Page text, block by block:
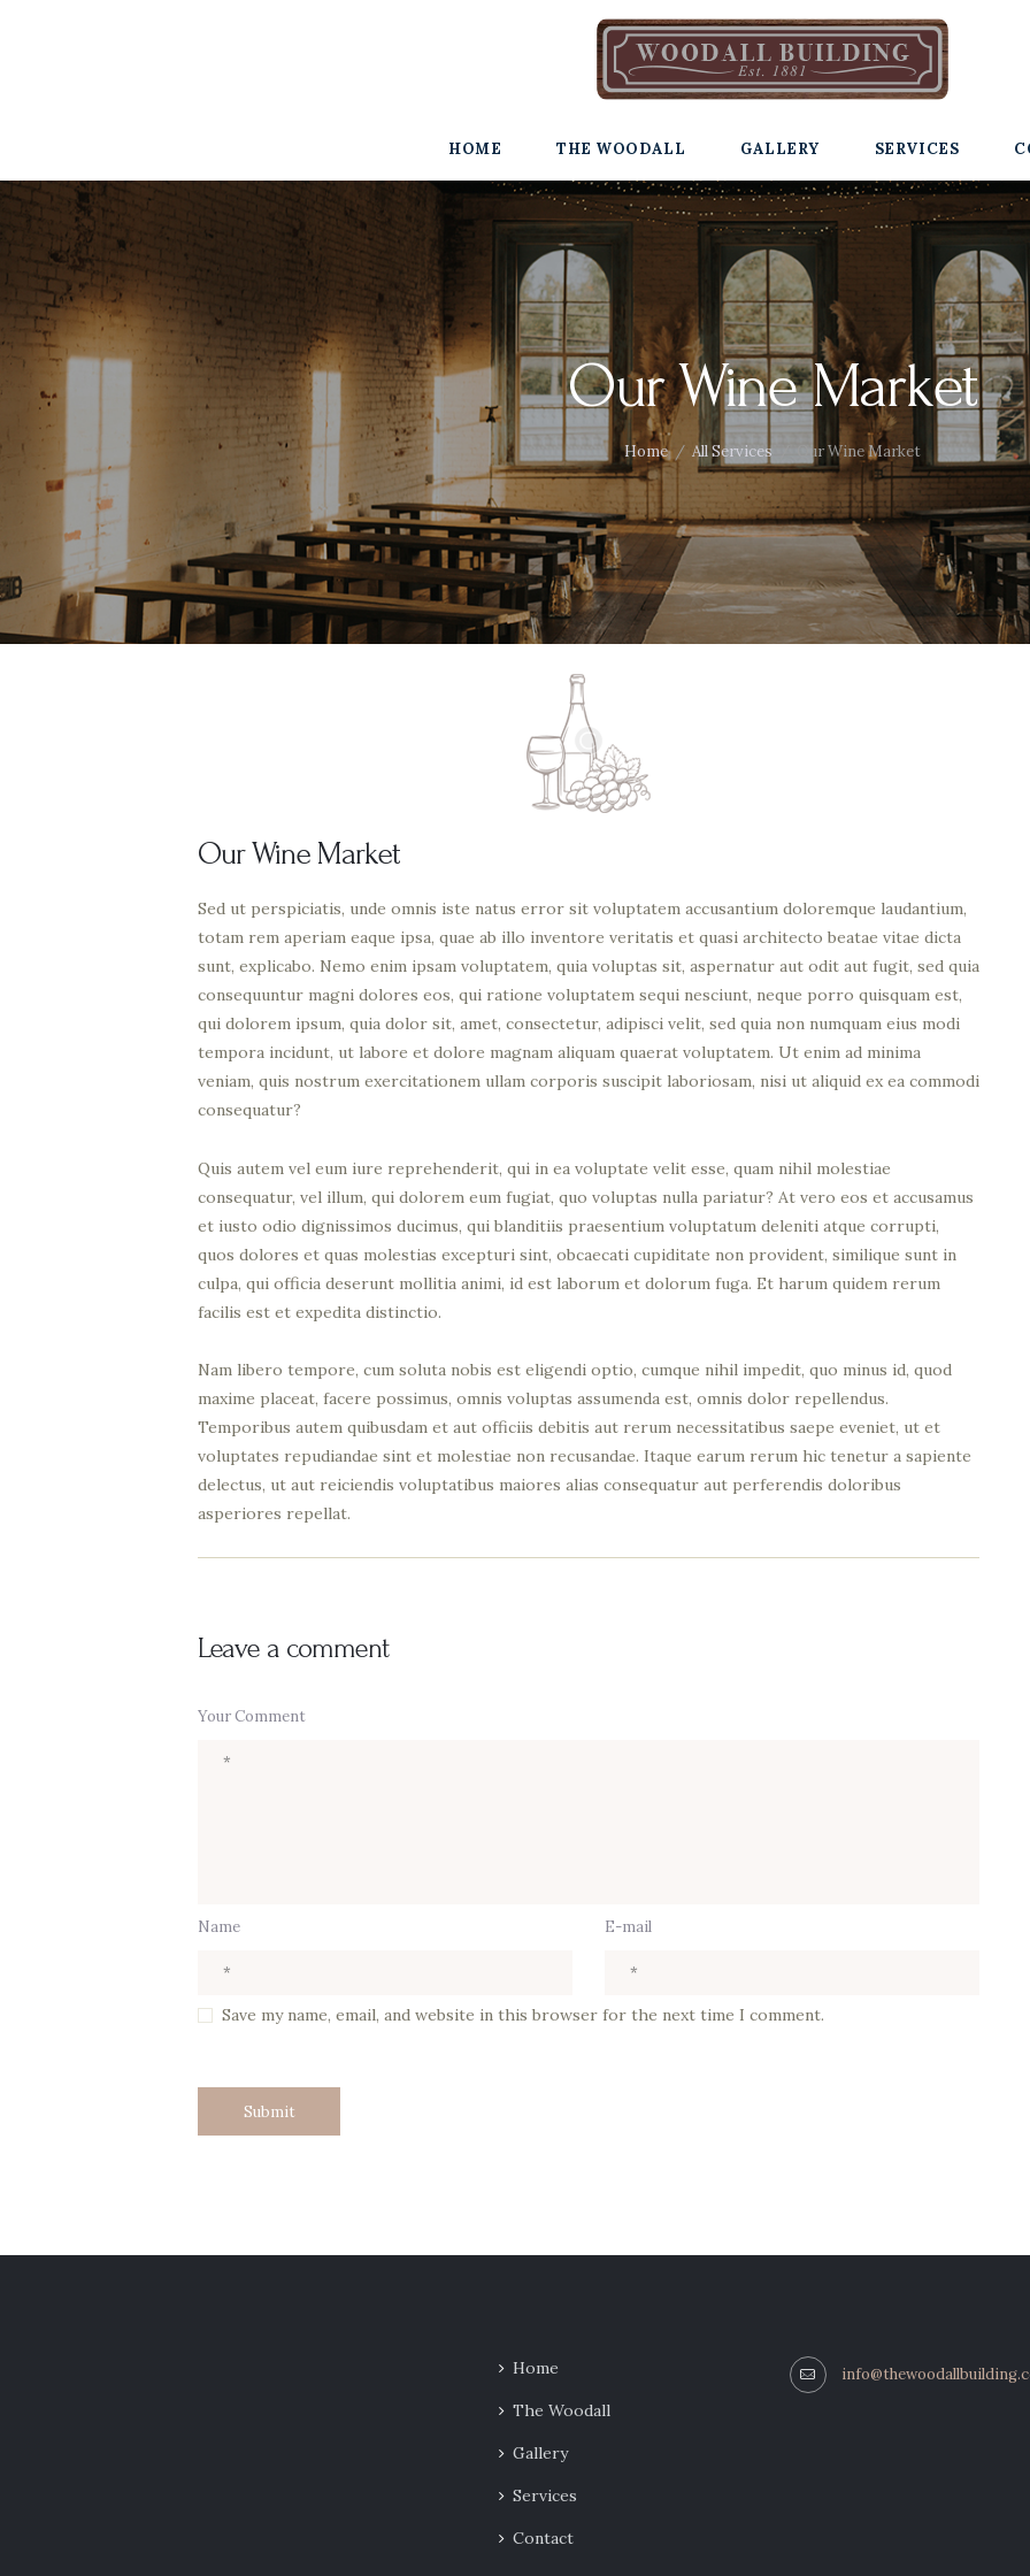
HOME THE WOODALL GALLERY SERVICES
Our Wine Market
Home All Services Our Wine Market
Services
Contact
Our Wine Market
Sed ut perspiciatis, unde omnis iste natus error sit voluptatem accusantium doloremque laudantium,
totam rem aperiam eaque ipsa, quae ab illo inventore veritatis et quasi architecto beatae vitae dicta
sunt, explicabo. Nemo enim ipsam voluptatem, quia voluptas sit, aspernatur aut odit aut fugit, sed quia
consequuntur magni dolores eos, qui ratione voluptatem sequi nesciunt, neque porro quisquam est,
qui dolorem ipsum, quia dolor sit, amet, consectetur, adipisci velit, sed quia non numquam eius modi
tempora incidunt, ut labore et dolore magnam aliquam quaerat voluptatem. Ut enim ad minima
veniam, quis nostrum exercitationem ullam corporis suscipit laboriosam, nisi ut aliquid ex ea commodi
consequatur?
Quis autem vel eum iure reprehenderit, qui in ea voluptate velit esse, quam nihil molestiae
consequatur, vel illum, qui dolorem eum fugiat, quo voluptas nulla pariatur? At vero eos et accusamus
et iusto odio dignissimos ducimus, qui blanditiis praesentium voluptatum deleniti atque corrupti,
quos dolores et quas molestias excepturi sint, obcaecati cupiditate non provident, similique sunt in
culpa, qui officia deserunt mollitia animi, id est laborum et dolorum fuga. Et harum quidem rerum
facilis est et expedita distinctio.
Nam libero tempore, cum soluta nobis est eligendi optio, cumque nihil impedit, quo minus id, quod
maxime placeat, facere possimus, omnis voluptas assumenda est, omnis dolor repellendus.
Temporibus autem quibusdam et aut officiis debitis aut rerum necessitatibus saepe eveniet, ut et
voluptates repudiandae sint et molestiae non recusandae. Itaque earum rerum hic tenetur a sapiente
delectus, ut aut reiciendis voluptatibus maiores alias consequatur aut perferendis doloribus
asperiores repellat.
Leave a comment
Your Comment
Name E-mail
Save my name, email, and website in this browser for the next time I comment.
Home
The Woodall
Gallery
Services
Contact